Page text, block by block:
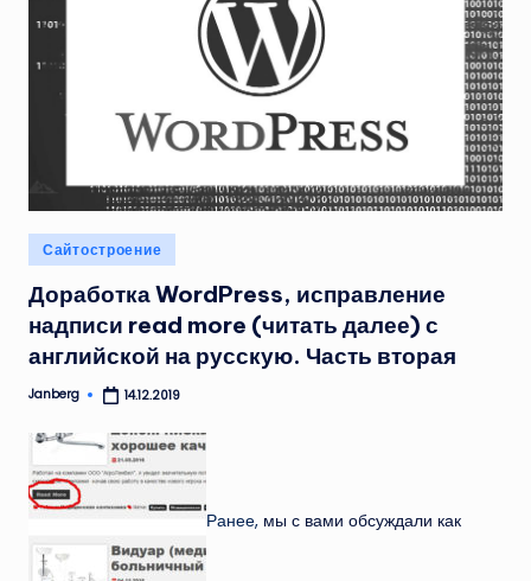
Опубликовано
в
Сайтостроение
Доработка WordPress, исправление
надписи read more (читать далее) с
английской на русскую. Часть вторая
Запись
Janberg 14.12.2019
Ранее, мы с вами обсуждали как